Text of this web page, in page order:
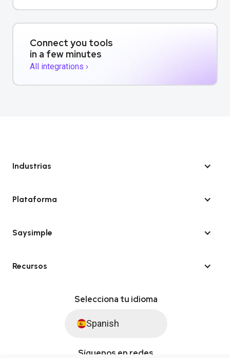
Connect you tools
in a few minutes
All integrations ›
Industrias
Plataforma
Saysimple
Recursos
Selecciona tu idioma
Spanish
Síguenos en redes